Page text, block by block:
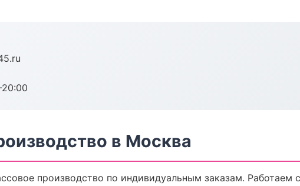
в Москва
производство по индивидуальным заказам. Работаем